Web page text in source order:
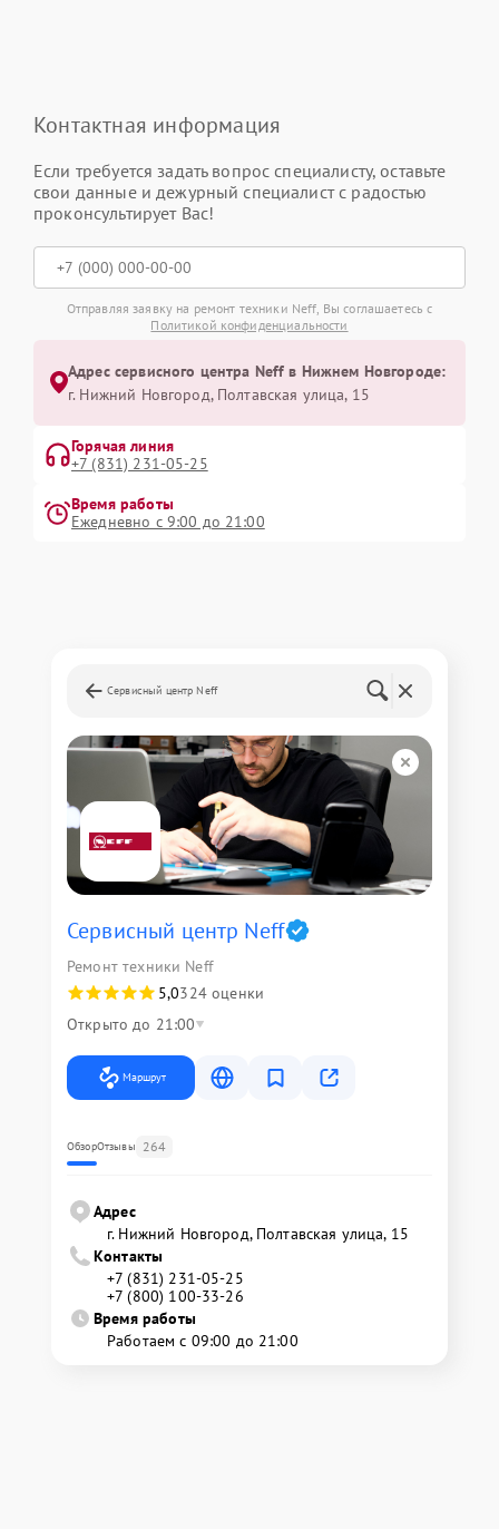
Контактная информация
Если требуется задать вопрос специалисту, оставьте
свои данные и дежурный специалист с радостью
проконсультирует Вас!
Отправляя заявку на ремонт техники Neff, Вы соглашаетесь с
Политикой конфиденциальности
Адрес сервисного центра Neff в Нижнем Новгороде:
г. Нижний Новгород, Полтавская улица, 15
Горячая линия
+7 (831) 231-05-25
Время работы
Ежедневно с 9:00 до 21:00
Сервисный центр Neff
Сервисный центр Neff
Ремонт техники Neff
5,0324 оценки
Открыто до 21:00
Маршрут
ОбзорОтзывы 264
Адрес
г. Нижний Новгород, Полтавская улица, 15
Контакты
+7 (831) 231-05-25
+7 (800) 100-33-26
Время работы
Работаем с 09:00 до 21:00